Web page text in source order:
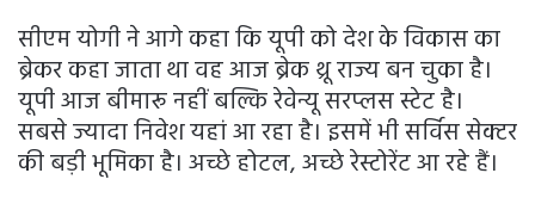
सीएम योगी ने आगे कहा कि यूपी को देश के विकास का
ब्रेकर कहा जाता था वह आज ब्रेक थ्रू राज्य बन चुका है।
यूपी आज बीमारू नहीं बल्कि रेवेन्यू सरप्लस स्टेट है।
सबसे ज्यादा निवेश यहां आ रहा है। इसमें भी सर्विस सेक्टर
की बड़ी भूमिका है। अच्छे होटल, अच्छे रेस्टोरेंट आ रहे हैं।